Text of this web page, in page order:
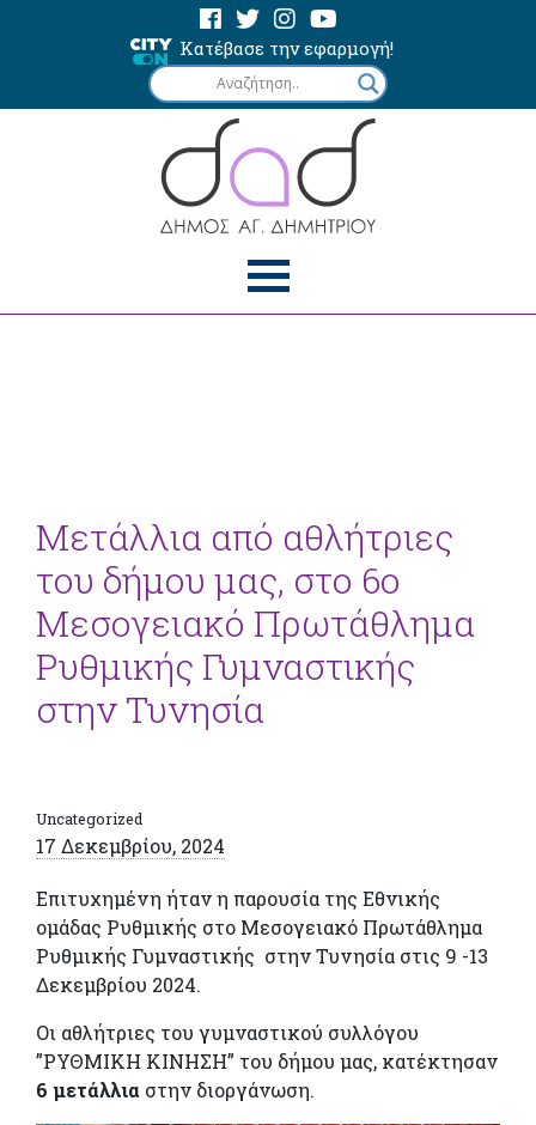
Κατέβασε την εφαρμογή!
Μετάλλια από αθλήτριες
του δήμου μας, στο 6ο
Μεσογειακό Πρωτάθλημα
Ρυθμικής Γυμναστικής
στην Τυνησία
Uncategorized
17 Δεκεμβρίου, 2024
Επιτυχημένη ήταν η παρουσία της Εθνικής
ομάδας Ρυθμικής στο Μεσογειακό Πρωτάθλημα
Ρυθμικής Γυμναστικής στην Τυνησία στις 9 -13
Δεκεμβρίου 2024.
Οι αθλήτριες του γυμναστικού συλλόγου
”ΡΥΘΜΙΚΗ ΚΙΝΗΣΗ” του δήμου μας, κατέκτησαν
6 μετάλλια στην διοργάνωση.